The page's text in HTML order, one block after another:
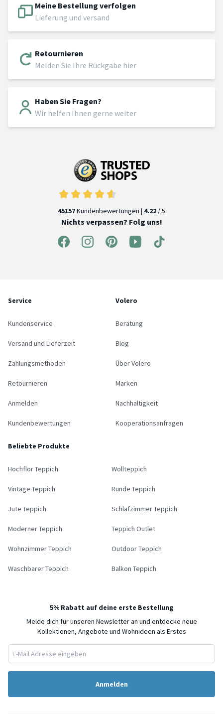
Meine Bestellung verfolgen
Lieferung und versand
Retournieren
Melden Sie Ihre Rückgabe hier
Haben Sie Fragen?
Wir helfen Ihnen gerne weiter
45157Kundenbewertungen | 4.22 / 5
Nichts verpassen? Folg uns!
Service
Kundenservice
Versand und Lieferzeit
Zahlungsmethoden
Retournieren
Anmelden
Kundenbewertungen
Volero
Beratung
Blog
Über Volero
Marken
Nachhaltigkeit
Kooperationsanfragen
Beliebte Produkte
Hochflor Teppich Wollteppich
Vintage Teppich Runde Teppich
Jute Teppich Schlafzimmer Teppich
Moderner Teppich Teppich Outlet
Wohnzimmer Teppich Outdoor Teppich
Waschbarer Teppich Balkon Teppich
5% Rabatt auf deine erste Bestellung
Melde dich für unseren Newsletter an und entdecke neue
Kollektionen, Angebote und Wohnideen als Erstes
Anmelden